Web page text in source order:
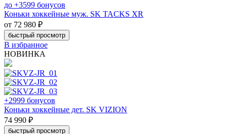
до +3599 бонусов
Коньки хоккейные муж. SK TACKS XR
от 72 980 ₽
быстрый просмотр
В избранное
НОВИНКА
+2999 бонусов
Коньки хоккейные дет. SK VIZION
74 990 ₽
быстрый просмотр